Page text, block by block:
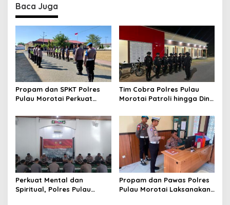
a
v
i
g
a
t
i
n
Baca Juga
Propam dan SPKT Polres
Pulau Morotai Perkuat
Pelayanan Masyarakat
Selama 1×24 Jam
Tim Cobra Polres Pulau
Morotai Patroli hingga Dini
Gangguan Kamtibmas
Perkuat Mental dan
Spiritual, Polres Pulau
Propam dan Pawas Polres
Pulau Morotai Laksanakan